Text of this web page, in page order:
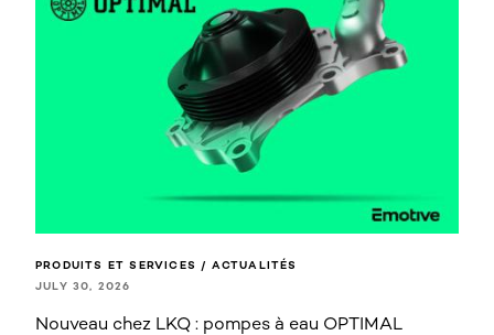
PRODUITS ET SERVICES / ACTUALITÉS
JULY 30, 2026
Nouveau chez LKQ : pompes à eau OPTIMAL